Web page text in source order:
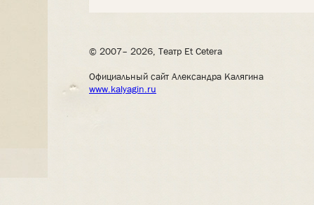
© 2007– 2026, Театр Et Cetera
Официальный сайт Александра Калягина
www.kalyagin.ru